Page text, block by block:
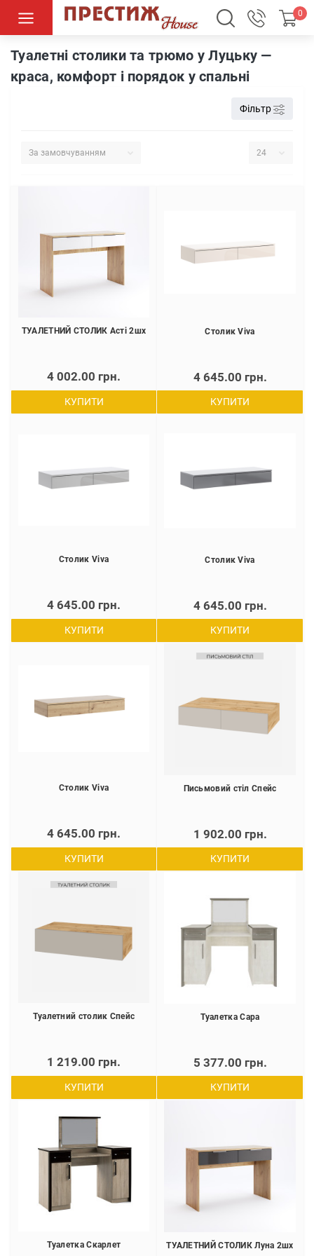
0
Спальні Туалетні столики, трюмо
Туалетні столики та трюмо у Луцьку —
краса, комфорт і порядок у спальні
Фільтр
ТУАЛЕТНИЙ СТОЛИК Асті 2шх
4 002.00 грн.
КУПИТИ
Cтолик Viva
4 645.00 грн.
КУПИТИ
Cтолик Viva
4 645.00 грн.
КУПИТИ
Cтолик Viva
4 645.00 грн.
КУПИТИ
Cтолик Viva
4 645.00 грн.
КУПИТИ
Письмовий стіл Спейс
1 902.00 грн.
КУПИТИ
Туалетний столик Спейс
1 219.00 грн.
КУПИТИ
Туалетка Сара
5 377.00 грн.
КУПИТИ
Туалетка Скарлет ТУАЛЕТНИЙ СТОЛИК Луна 2шх